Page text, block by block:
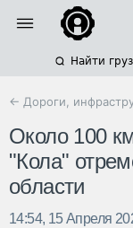
Найти
← Дороги,
Около 100
"Кола"
области
14:54, 15 Апреля